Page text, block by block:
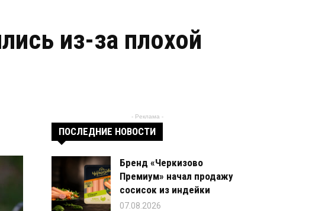
из-за плохой
- Реклама -
ПОСЛЕДНИЕ НОВОСТИ
Бренд «Черкизово
Премиум» начал продажу
сосисок из индейки
07.08.2026